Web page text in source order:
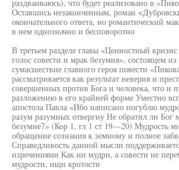
раздваиваюсь), что будет реализовано в
Оставшись незаконченным, роман
окончательного ответа, но романтический
в нем однозначно и бесповоротно
В третьем разделе главы «Ценностный
голос совести и мрак безумия», состоящем
сумасшествие главного героя повести
рассматривается как результат неверия и
совершенных против Бога и человека, что и
разложению в его крайней форме Уместно
апостола Павла «Ибо написано погублю
разум разумных отвергну Не обратил ли Бог
безумие7» (Кор 1, гл 1 ст 19—20) Мудрость
обращение сознания к земному и полное
Справедливость данной мысли
изречениями Как ни мудри, а совести не
мудрости, ищи кротости